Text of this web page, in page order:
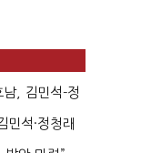
, 김민석-정
석·정청래